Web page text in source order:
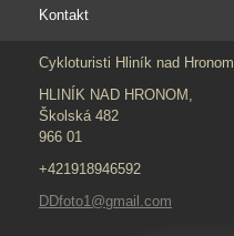
Kontakt
Cykloturisti Hliník nad Hronom
HLINÍK NAD HRONOM,
Školská 482
966 01
+421918946592
DDfoto1@gmail.com